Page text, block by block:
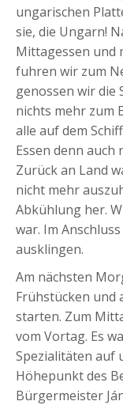
ungarischen
sie, die Ungarn!
Mittagessen und
fuhren wir zum
genossen wir die
nichts mehr zum
alle auf dem
Essen denn auch
Zurück an Land
nicht mehr
Abkühlung her.
war. Im
ausklingen.
Am nächsten
Frühstücken und
starten. Zum
vom Vortag. Es
Spezialitäten auf
Höhepunkt des
Bürgermeister